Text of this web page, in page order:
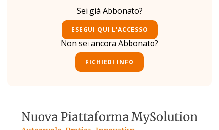
Sei già Abbonato?
ESEGUI QUI L'ACCESSO
Non sei ancora Abbonato?
RICHIEDI INFO